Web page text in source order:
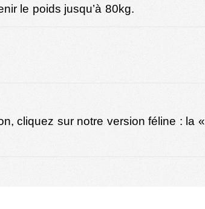
le poids jusqu’à 80kg.
cliquez sur notre version féline : la «